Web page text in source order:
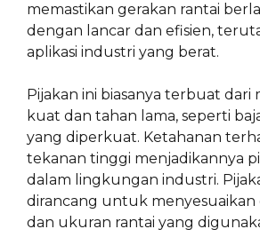
memastikan gerakan rantai
dengan lancar dan efisien,
aplikasi industri yang berat.
Pijakan ini biasanya terbuat dari
kuat dan tahan lama, seperti
yang diperkuat. Ketahanan
tekanan tinggi menjadikannya
dalam lingkungan industri.
dirancang untuk menyesuaikan
dan ukuran rantai yang